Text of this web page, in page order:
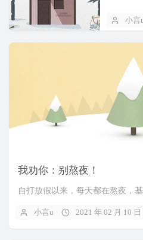
小言
我劝你：别熬夜！
自打放假以来，每天都在熬夜，
小言u 2021 年 02 月 10 日